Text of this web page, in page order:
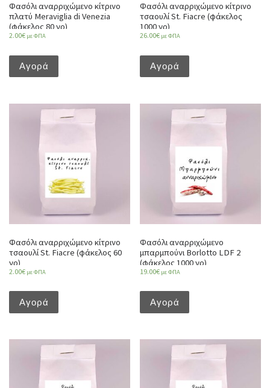
Φασόλι αναρριχώμενο κίτρινο
πλατύ Meraviglia di Venezia
(φάκελος 80 γρ)
2.00€ με ΦΠΑ
Αγορά
Φασόλι αναρριχώμενο κίτρινο
τσαουλί St. Fiacre (φάκελος
1000 γρ)
26.00€ με ΦΠΑ
Αγορά
Φασόλι αναρριχώμενο κίτρινο
τσαουλί St. Fiacre (φάκελος 60
γρ)
2.00€ με ΦΠΑ
Αγορά
Φασόλι αναρριχώμενο
μπαρμπούνι Borlotto LDF 2
(φάκελος 1000 γρ)
19.00€ με ΦΠΑ
Αγορά